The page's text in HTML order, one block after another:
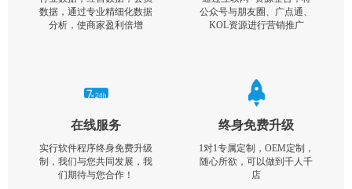
数据，通过专业精细化数据
分析，使商家盈利倍增
公众号与朋友圈、广点通、
KOL资源进行营销推广
在线服务
实行软件程序终身免费升级
制，我们与您共同发展，我
们期待与您合作！
终身免费升级
1对1专属定制，OEM定制，
随心所欲，可以做到千人千
店